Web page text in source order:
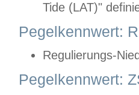
Tide (LAT)"
Pegelkennwert:
Regulierungs-
Pegelkennwert: